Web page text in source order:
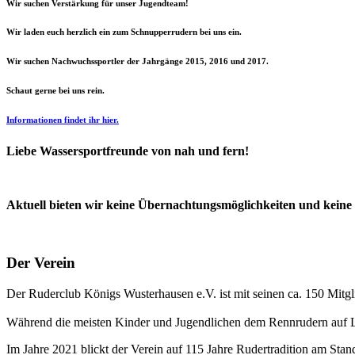
Wir suchen Verstärkung für unser Jugendteam!
Wir laden euch herzlich ein zum Schnupperrudern bei uns ein.
Wir suchen Nachwuchssportler der Jahrgänge 2015, 2016 und 2017.
Schaut gerne bei uns rein.
Informationen findet ihr hier.
Liebe Wassersportfreunde von nah und fern!
Aktuell bieten wir keine Übernachtungsmöglichkeiten und
Der Verein
Der Ruderclub Königs Wusterhausen e.V. ist mit seinen ca. 150
Während die meisten Kinder und Jugendlichen dem Rennrudern
Im Jahre 2021 blickt der Verein auf 115 Jahre Rudertradition am